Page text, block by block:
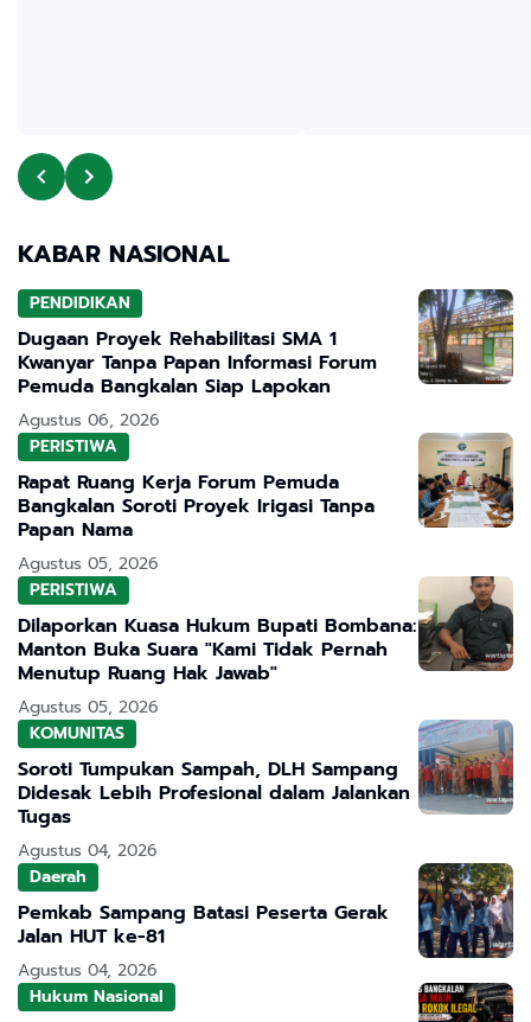
KABAR NASIONAL
PENDIDIKAN
Dugaan Proyek Rehabilitasi SMA 1
Kwanyar Tanpa Papan Informasi Forum
Pemuda Bangkalan Siap Lapokan
Agustus 06, 2026
PERISTIWA
Rapat Ruang Kerja Forum Pemuda
Bangkalan Soroti Proyek Irigasi Tanpa
Papan Nama
Agustus 05, 2026
PERISTIWA
Dilaporkan Kuasa Hukum Bupati Bombana:
Manton Buka Suara "Kami Tidak Pernah
Menutup Ruang Hak Jawab"
Agustus 05, 2026
KOMUNITAS
Soroti Tumpukan Sampah, DLH Sampang
Didesak Lebih Profesional dalam Jalankan
Tugas
Agustus 04, 2026
Daerah
Pemkab Sampang Batasi Peserta Gerak
Jalan HUT ke-81
Agustus 04, 2026
Hukum Nasional